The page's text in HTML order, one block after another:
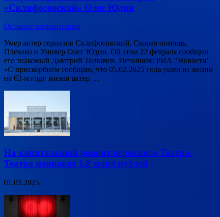
«Склифосовский» Олег Юдин
Оставьте комментарий
Умер актер сериалов Склифосовский, Скорая помощь,
Плевако и Универ Олег Юдин. Об этом 22 февраля сообщил
его знакомый Дмитрий Толкачев. Источник: РИА "Новости"
«С прискорбием сообщаю, что 05.02.2025 года ушел из жизни
на 63-м году жизни актер …
На капитальный ремонт пермского Театра-
Театра направят 1,8 млрд рублей
01.03.2025